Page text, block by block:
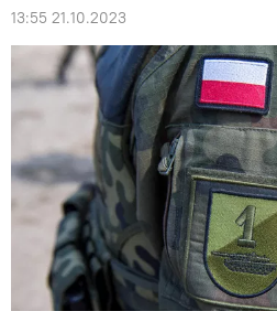
13:55 21.10.2023